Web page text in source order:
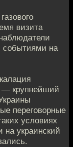
визита
событиями на
крупнейший
переговорные
условиях
на украинский